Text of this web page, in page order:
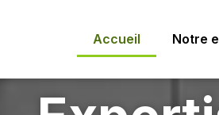
Accueil Notre